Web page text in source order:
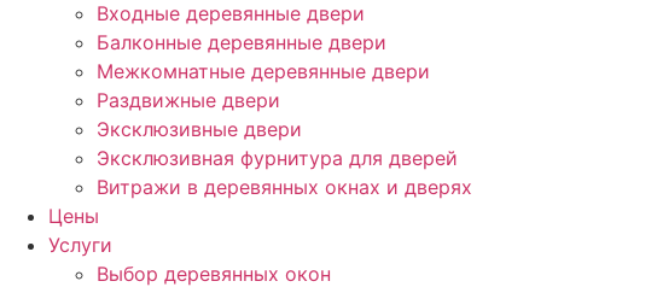
Входные деревянные двери
Балконные деревянные двери
Межкомнатные деревянные двери
Раздвижные двери
Эксклюзивные двери
Эксклюзивная фурнитура для дверей
Витражи в деревянных окнах и дверях
Цены
Услуги
Выбор деревянных окон